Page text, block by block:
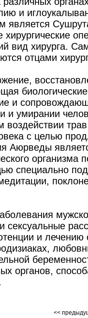
и
является
вид хирурга.
отцами
и
и умирании
с целью
Аюрведы
организма
специально
и лечению
органов,
<<